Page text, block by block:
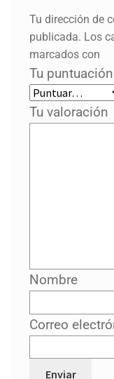
Tu dirección de
publicada. Los
marcados con
Tu puntuación
Tu valoración
Nombre
Correo